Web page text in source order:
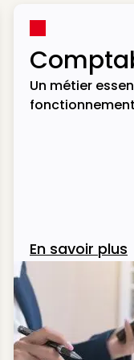
Un métier
En savoir plus